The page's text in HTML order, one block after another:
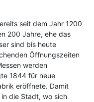
seit dem Jahr 1200
200 Jahre, ehe das
sind bis heute
Öffnungszeiten
werden
1844 für neue
eröffnete. Damit
die Stadt, wo sich